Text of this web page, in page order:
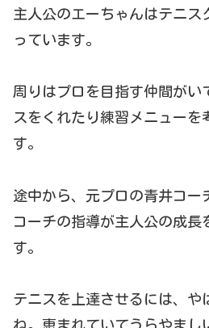
主人公のエーちゃんはテニス
っています。
周りはプロを目指す仲間がい
スをくれたり練習メニューを
す。
途中から、元プロの青井コー
コーチの指導が主人公の成長
す。
テニスを上達させるには、や
ね。恵まれていてうらやまし